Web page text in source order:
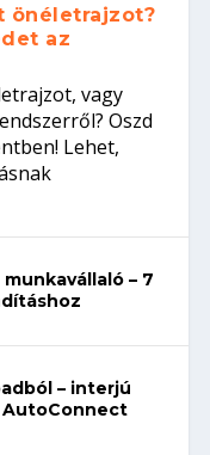
önéletrajzot?
az
vagy
Oszd
Lehet,
– 7
– interjú
AutoConnect